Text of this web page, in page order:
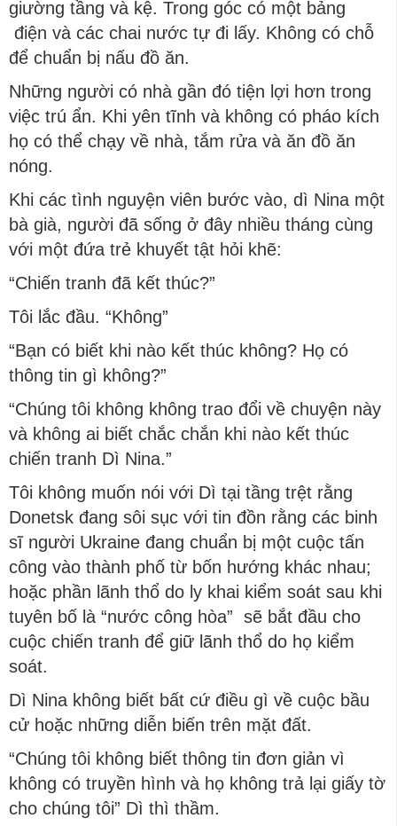
giường tầng và kệ. Trong góc có một bảng
điện và các chai nước tự đi lấy. Không có chỗ
để chuẩn bị nấu đồ ăn.
Những người có nhà gần đó tiện lợi hơn trong
việc trú ẩn. Khi yên tĩnh và không có pháo kích
họ có thể chạy về nhà, tắm rửa và ăn đồ ăn
nóng.
Khi các tình nguyện viên bước vào, dì Nina một
bà già, người đã sống ở đây nhiều tháng cùng
với một đứa trẻ khuyết tật hỏi khẽ:
“Chiến tranh đã kết thúc?”
Tôi lắc đầu. “Không”
“Bạn có biết khi nào kết thúc không? Họ có
thông tin gì không?”
“Chúng tôi không không trao đổi về chuyện này
và không ai biết chắc chắn khi nào kết thúc
chiến tranh Dì Nina.”
Tôi không muốn nói với Dì tại tầng trệt rằng
Donetsk đang sôi sục với tin đồn rằng các binh
sĩ người Ukraine đang chuẩn bị một cuộc tấn
công vào thành phố từ bốn hướng khác nhau;
hoặc phần lãnh thổ do ly khai kiểm soát sau khi
tuyên bố là “nước công hòa” sẽ bắt đầu cho
cuộc chiến tranh để giữ lãnh thổ do họ kiểm
soát.
Dì Nina không biết bất cứ điều gì về cuộc bầu
cử hoặc những diễn biến trên mặt đất.
“Chúng tôi không biết thông tin đơn giản vì
không có truyền hình và họ không trả lại giấy tờ
cho chúng tôi” Dì thì thầm.